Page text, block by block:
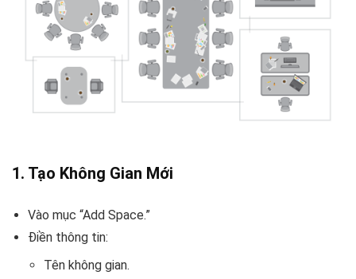
1. Tạo Không Gian Mới
Vào mục “Add Space.”
Điền thông tin:
Tên không gian.